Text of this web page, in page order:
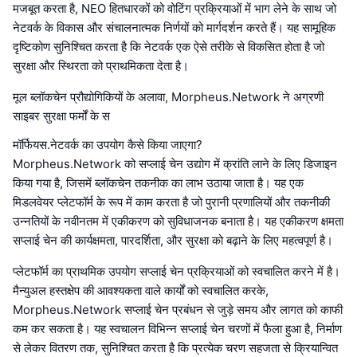
मजबूत करता है, NEO हितधारकों को वोटिंग प्रक्रियाओं में भाग लेने के साथ जो
नेटवर्क के विकास और संचालनात्मक निर्णयों को मार्गदर्शन करते हैं। यह सामूहिक
दृष्टिकोण सुनिश्चित करता है कि नेटवर्क एक ऐसे तरीके से विकसित होता है जो
सुरक्षा और स्थिरता को प्राथमिकता देता है।
मूल ब्लॉकचेन प्रौद्योगिकियों के अलावा, Morpheus.Network ने अग्रणी
साइबर सुरक्षा फर्मों के स
मॉर्फियस.नेटवर्क का उपयोग कैसे किया जाएगा?
Morpheus.Network को सप्लाई चेन उद्योग में क्रांति लाने के लिए डिजाइन
किया गया है, जिसमें ब्लॉकचेन तकनीक का लाभ उठाया जाता है। यह एक
मिडलवेयर प्लेटफॉर्म के रूप में काम करता है जो पुरानी प्रणालियों और तकनीकी
उन्नतियों के नवीनतम में एकीकरण को सुविधाजनक बनाता है। यह एकीकरण क्षमता
सप्लाई चेन की कार्यक्षमता, पारदर्शिता, और सुरक्षा को बढ़ाने के लिए महत्वपूर्ण है।
प्लेटफॉर्म का प्राथमिक उपयोग सप्लाई चेन प्रक्रियाओं को स्वचालित करने में है।
मैन्युअल हस्तक्षेप की आवश्यकता वाले कार्यों को स्वचालित करके,
Morpheus.Network सप्लाई चेन प्रबंधन से जुड़े समय और लागत को काफी
कम कर सकता है। यह स्वचालन विभिन्न सप्लाई चेन चरणों में फैला हुआ है, निर्माण
से लेकर वितरण तक, सुनिश्चित करता है कि प्रत्येक चरण सहजता से क्रियान्वित